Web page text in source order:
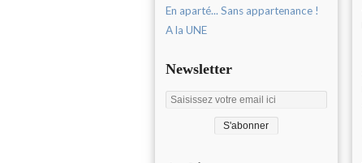
En aparté... Sans appartenance !
A la UNE
Newsletter